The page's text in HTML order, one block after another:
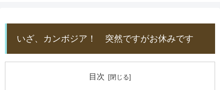
いざ、カンボジア！ 突然ですがお休みです
目次